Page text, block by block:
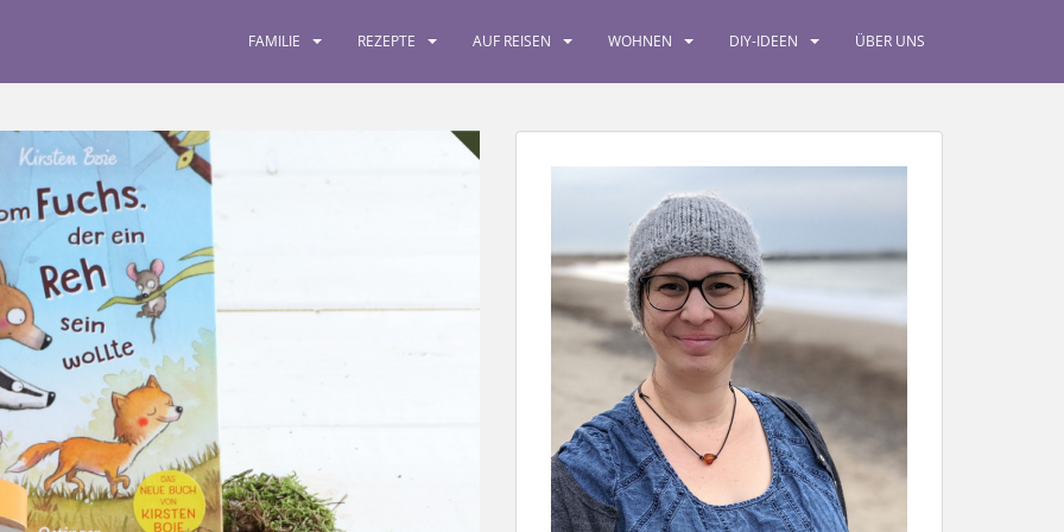
FAMILIE REZEPTE AUF REISEN WOHNEN DIY-IDEEN ÜBER UNS